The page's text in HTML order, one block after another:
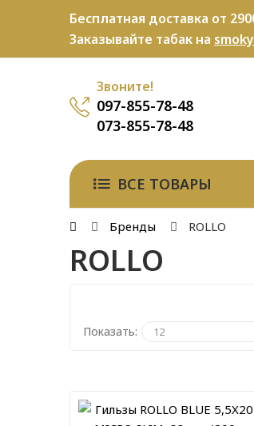
Бесплатная доставка от
Заказывайте табак на
Звоните!
097-855-78-48
073-855-78-48
ВСЕ ТОВАРЫ
Бренды ROLLO
ROLLO
Показать: